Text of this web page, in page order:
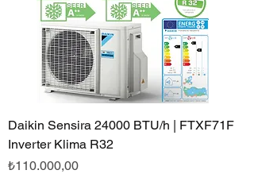
Daikin Sensira 24000 BTU/h | FTXF71F
Inverter Klima R32
Fiyat
₺110.000,00